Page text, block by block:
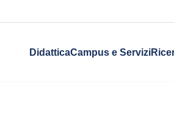
DidatticaCampus e Servizi